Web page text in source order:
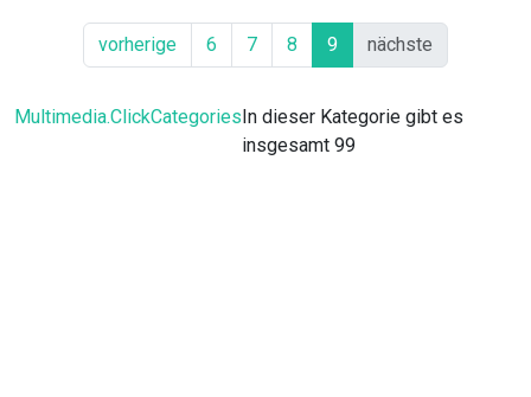
vorherige 6 7 8 9 nächste
Multimedia.ClickCategoriesIn dieser Kategorie gibt es
insgesamt 99